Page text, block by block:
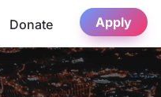
Donate Apply